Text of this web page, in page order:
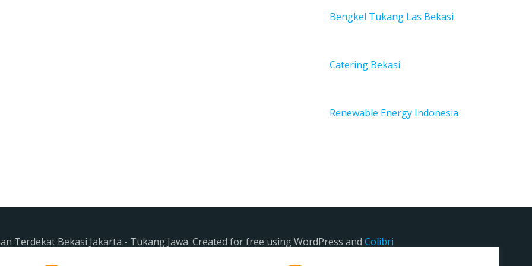
Bengkel Tukang Las Bekasi
Catering Bekasi
Renewable Energy Indonesia
Terdekat Bekasi Jakarta - Tukang Jawa. Created for free using WordPress and Colibri